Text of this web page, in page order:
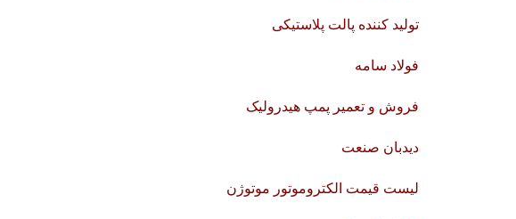
تولید کننده پالت پلاستیکی
فولاد سامه
فروش و تعمیر پمپ هیدرولیک
دیدبان صنعت
لیست قیمت الکتروموتور موتوژن